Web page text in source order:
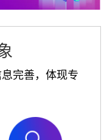
完善，体现专